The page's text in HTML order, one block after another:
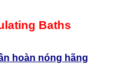
Baths
hoàn nóng hãng